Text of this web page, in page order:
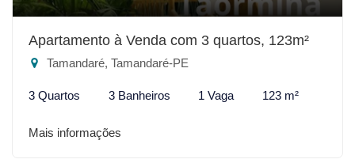
Apartamento à Venda com 3 quartos, 123m²
Tamandaré, Tamandaré-PE
3 Quartos 3 Banheiros 1 Vaga 123 m²
Mais informações